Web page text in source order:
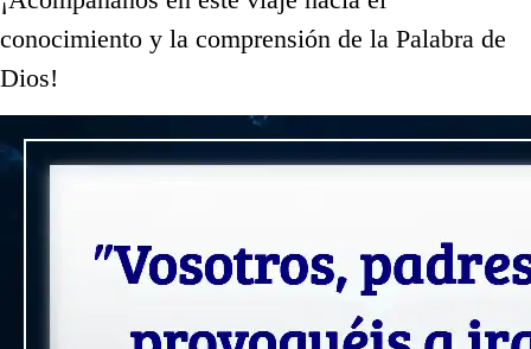
conocimiento y la comprensión de la Palabra de
Dios!